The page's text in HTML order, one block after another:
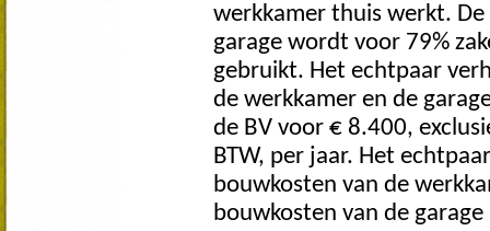
werkkamer thuis werkt. De
garage wordt voor 79%
gebruikt. Het echtpaar
de werkkamer en de
de BV voor € 8.400,
BTW, per jaar. Het
bouwkosten van de
bouwkosten van de